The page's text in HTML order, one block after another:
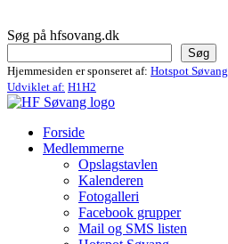
Søg på hfsovang.dk
Søg
Hjemmesiden er sponseret af: Hotspot Søvang
Udviklet af: H1H2
Forside
Medlemmerne
Opslagstavlen
Kalenderen
Fotogalleri
Facebook grupper
Mail og SMS listen